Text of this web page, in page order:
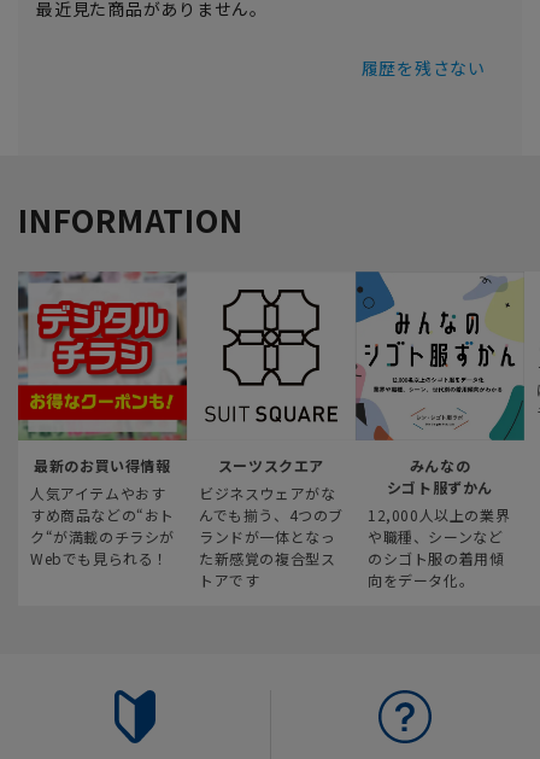
最近見た商品がありません。
履歴を残さない
INFORMATION
最新のお買い得情報
人気アイテムやおす
すめ商品などの“おト
ク“が満載のチラシが
Webでも見られる！
スーツスクエア
ビジネスウェアがな
んでも揃う、4つのブ
ランドが一体となっ
た新感覚の複合型ス
トアです
みんなの
シゴト服ずかん
12,000人以上の業界
や職種、シーンなど
のシゴト服の着用傾
向をデータ化。